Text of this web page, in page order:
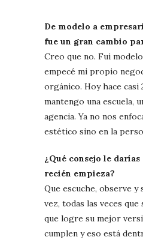
De modelo a
fue un gran cambio
Creo que no. Fui
empecé mi propio
orgánico. Hoy hace casi
mantengo una escuela,
agencia. Ya no nos
estético sino en la
¿Qué consejo le
recién empieza?
Que escuche, observe y
vez, todas las veces que
que logre su mejor
cumplen y eso está